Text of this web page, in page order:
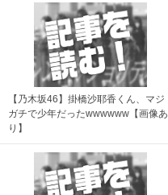
【乃木坂46】掛橋沙耶香くん、マジ
ガチで少年だったwwwwww【画像あ
り】